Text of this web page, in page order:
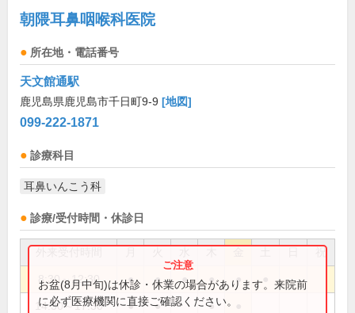
朝隈耳鼻咽喉科医院
所在地・電話番号
天文館通駅
鹿児島県鹿児島市千日町9-9 [地図]
099-222-1871
診療科目
耳鼻いんこう科
診療/受付時間・休診日
祝
8:30～12:30 ● ● ● ● ●
14:30～17:30 ● ● ●
お盆(8月中旬)は休診・休業の場合があります。来院前
に必ず医療機関に直接ご確認ください。